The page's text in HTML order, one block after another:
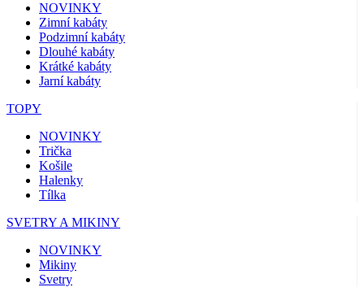
NOVINKY
Zimní kabáty
Podzimní kabáty
Dlouhé kabáty
Krátké kabáty
Jarní kabáty
TOPY
NOVINKY
Trička
Košile
Halenky
Tílka
SVETRY A MIKINY
NOVINKY
Mikiny
Svetry